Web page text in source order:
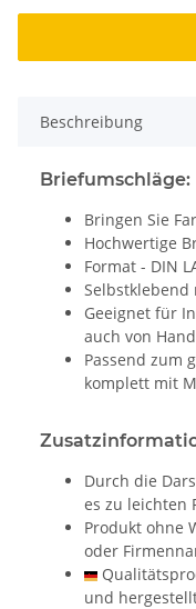
Beschreibung
Briefumschläge:
Bringen Sie
Hochwertige
Format - DIN
Geeignet für
auch von
Passend zum
komplett mit
Durch die
es zu leichten
Produkt ohne
oder
und